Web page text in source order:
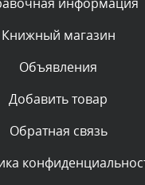
проверяется
будет виден после
проверяется
Книжный магазин
Объявления
Добавить товар
Обратная связь